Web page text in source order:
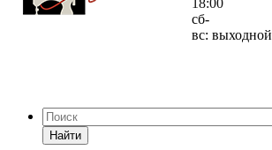
18:00
сб-
вс: выходной
Найти